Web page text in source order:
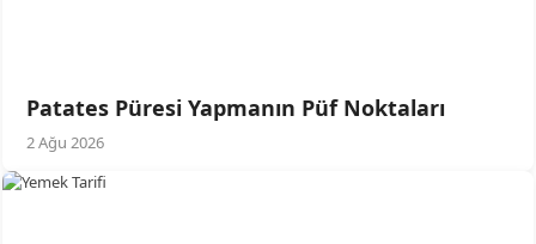
Patates Püresi Yapmanın Püf Noktaları
2 Ağu 2026